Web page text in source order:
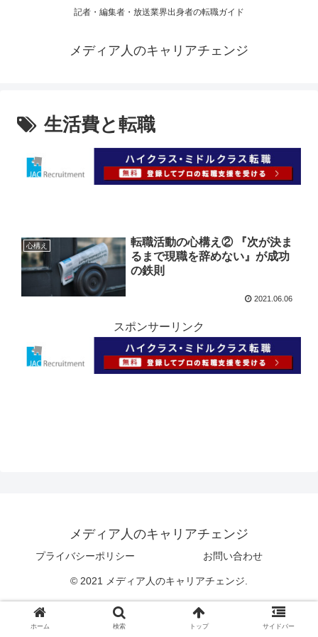
記者・編集者・放送業界出身者の転職ガイド
メディア人のキャリアチェンジ
生活費と転職
心構え
転職活動の心構え② 『次が決ま
るまで現職を辞めない』が成功
の鉄則
2021.06.06
スポンサーリンク
メディア人のキャリアチェンジ
プライバシーポリシー お問い合わせ
© 2021 メディア人のキャリアチェンジ.
ホーム 検索 トップ サイドバー